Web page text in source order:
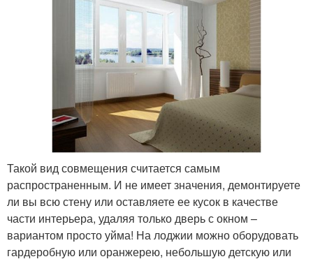
Такой вид совмещения считается самым
распространенным. И не имеет значения, демонтируете
ли вы всю стену или оставляете ее кусок в качестве
части интерьера, удаляя только дверь с окном –
вариантом просто уйма! На лоджии можно оборудовать
гардеробную или оранжерею, небольшую детскую или